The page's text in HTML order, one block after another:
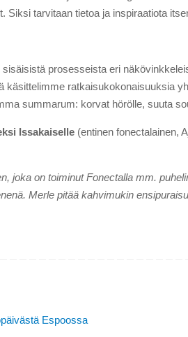
tarvitaan tietoa ja inspiraatiota
prosesseista eri
käsittelimme ratkaisukokonaisuuksia
summarum: korvat hörölle, suuta
Issakaiselle (entinen fonectalainen,
joka on toiminut Fonectalla mm.
Merle pitää kahvimukin
Espoossa